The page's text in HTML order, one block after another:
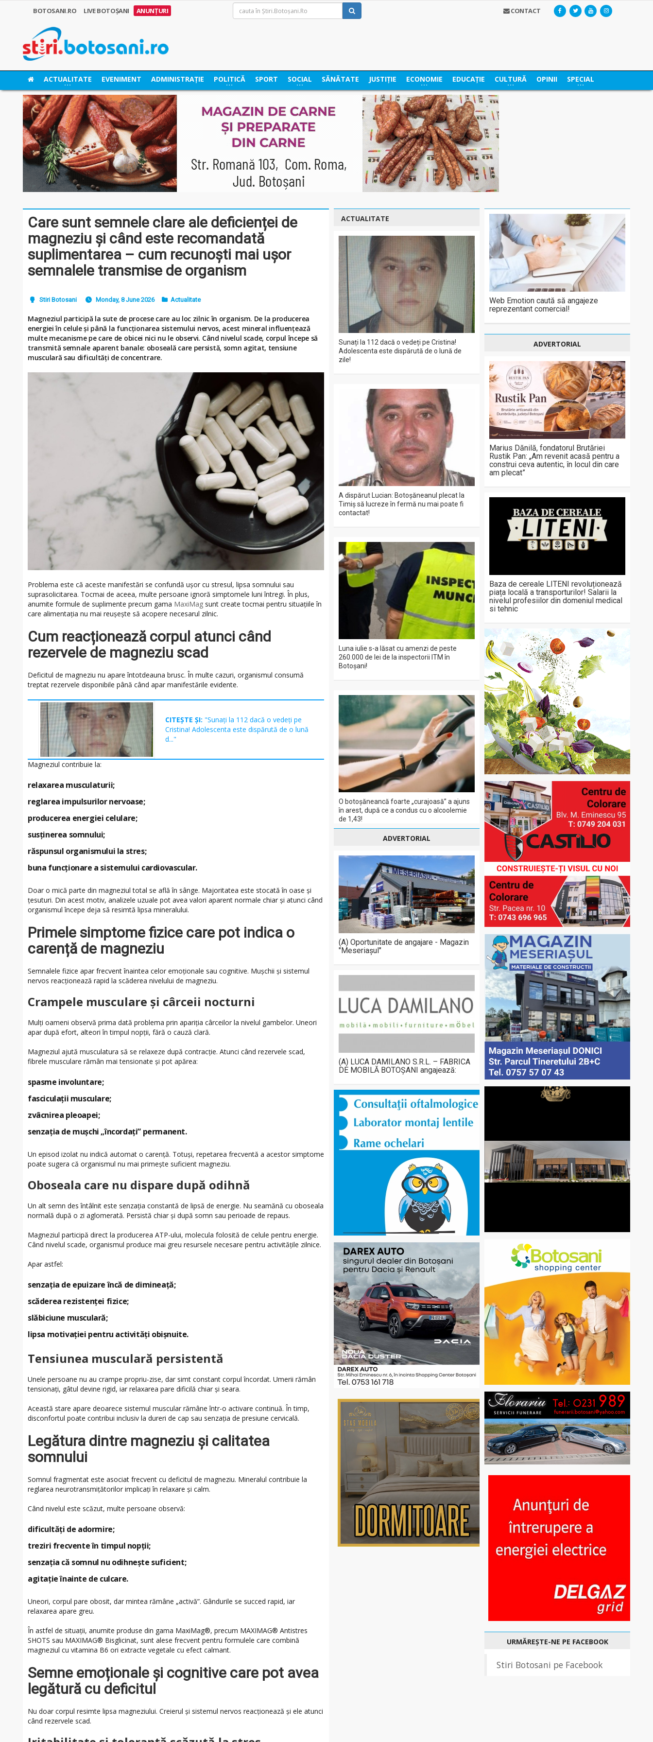
BOTOSANI.RO LIVE BOTOȘANI ANUNȚURI CONTACT
ACTUALITATE EVENIMENT ADMINISTRAȚIE POLITICĂ SPORT SOCIAL SĂNĂTATE JUSTIȚIE ECONOMIE EDUCAȚIE CULTURĂ OPINII SPECIAL
Care sunt semnele clare ale deficienței de
magneziu și când este recomandată
suplimentarea – cum recunoști mai ușor
semnalele transmise de organism
Stiri Botosani Monday, 8 June 2026 Actualitate
Magneziul participă la sute de procese care au loc zilnic în organism. De la producerea
energiei în celule și până la funcționarea sistemului nervos, acest mineral influențează
multe mecanisme pe care de obicei nici nu le observi. Când nivelul scade, corpul începe să
transmită semnale aparent banale: oboseală care persistă, somn agitat, tensiune
musculară sau dificultăți de concentrare.
Problema este că aceste manifestări se confundă ușor cu stresul, lipsa somnului sau
suprasolicitarea. Tocmai de aceea, multe persoane ignoră simptomele luni întregi. În plus,
anumite formule de suplimente precum gama MaxiMag sunt create tocmai pentru situațiile în
care alimentația nu mai reușește să acopere necesarul zilnic.
Cum reacționează corpul atunci când
rezervele de magneziu scad
Deficitul de magneziu nu apare întotdeauna brusc. În multe cazuri, organismul consumă
treptat rezervele disponibile până când apar manifestările evidente.
CITEȘTE ȘI: "Sunați la 112 dacă o vedeți pe
Cristina! Adolescenta este dispărută de o lună
d..."
Magneziul contribuie la:
relaxarea musculaturii;
reglarea impulsurilor nervoase;
producerea energiei celulare;
susținerea somnului;
răspunsul organismului la stres;
buna funcționare a sistemului cardiovascular.
Doar o mică parte din magneziul total se află în sânge. Majoritatea este stocată în oase și
țesuturi. Din acest motiv, analizele uzuale pot avea valori aparent normale chiar și atunci când
organismul începe deja să resimtă lipsa mineralului.
Primele simptome fizice care pot indica o
carență de magneziu
Semnalele fizice apar frecvent înaintea celor emoționale sau cognitive. Mușchii și sistemul
nervos reacționează rapid la scăderea nivelului de magneziu.
Crampele musculare și cârceii nocturni
Mulți oameni observă prima dată problema prin apariția cârceilor la nivelul gambelor. Uneori
apar după efort, alteori în timpul nopții, fără o cauză clară.
Magneziul ajută musculatura să se relaxeze după contracție. Atunci când rezervele scad,
fibrele musculare rămân mai tensionate și pot apărea:
spasme involuntare;
fasciculații musculare;
zvâcnirea pleoapei;
senzația de mușchi „încordați” permanent.
Un episod izolat nu indică automat o carență. Totuși, repetarea frecventă a acestor simptome
poate sugera că organismul nu mai primește suficient magneziu.
Oboseala care nu dispare după odihnă
Un alt semn des întâlnit este senzația constantă de lipsă de energie. Nu seamănă cu oboseala
normală după o zi aglomerată. Persistă chiar și după somn sau perioade de repaus.
Magneziul participă direct la producerea ATP-ului, molecula folosită de celule pentru energie.
Când nivelul scade, organismul produce mai greu resursele necesare pentru activitățile zilnice.
Apar astfel:
senzația de epuizare încă de dimineață;
scăderea rezistenței fizice;
slăbiciune musculară;
lipsa motivației pentru activități obișnuite.
Tensiunea musculară persistentă
Unele persoane nu au crampe propriu-zise, dar simt constant corpul încordat. Umerii rămân
tensionați, gâtul devine rigid, iar relaxarea pare dificilă chiar și seara.
Această stare apare deoarece sistemul muscular rămâne într-o activare continuă. În timp,
disconfortul poate contribui inclusiv la dureri de cap sau senzația de presiune cervicală.
Legătura dintre magneziu și calitatea
somnului
Somnul fragmentat este asociat frecvent cu deficitul de magneziu. Mineralul contribuie la
reglarea neurotransmițătorilor implicați în relaxare și calm.
Când nivelul este scăzut, multe persoane observă:
dificultăți de adormire;
treziri frecvente în timpul nopții;
senzația că somnul nu odihnește suficient;
agitație înainte de culcare.
Uneori, corpul pare obosit, dar mintea rămâne „activă”. Gândurile se succed rapid, iar
relaxarea apare greu.
În astfel de situații, anumite produse din gama MaxiMag®, precum MAXIMAG® Antistres
SHOTS sau MAXIMAG® Bisglicinat, sunt alese frecvent pentru formulele care combină
magneziul cu vitamina B6 ori extracte vegetale cu efect calmant.
Semne emoționale și cognitive care pot avea
legătură cu deficitul
Nu doar corpul resimte lipsa magneziului. Creierul și sistemul nervos reacționează și ele atunci
când rezervele scad.
ACTUALITATE
Sunați la 112 dacă o vedeți pe Cristina!
Adolescenta este dispărută de o lună de
zile!
A dispărut Lucian: Botoșăneanul plecat la
Timiș să lucreze în fermă nu mai poate fi
contactat!
Luna iulie s-a lăsat cu amenzi de peste
260.000 de lei de la inspectorii ITM în
Botoșani!
O botoșăneancă foarte „curajoasă” a ajuns
în arest, după ce a condus cu o alcoolemie
de 1,43!
ADVERTORIAL
(A) Oportunitate de angajare - Magazin
"Meseriașul"
(A) LUCA DAMILANO S.R.L. – FABRICA
DE MOBILĂ BOTOȘANI angajează:
Web Emotion caută să angajeze
reprezentant comercial!
ADVERTORIAL
Marius Dănilă, fondatorul Brutăriei
Rustik Pan: „Am revenit acasă pentru a
construi ceva autentic, în locul din care
am plecat”
Baza de cereale LITENI revoluționează
piața locală a transporturilor! Salarii la
nivelul profesiilor din domeniul medical
si tehnic
URMĂREȘTE-NE PE FACEBOOK
Stiri Botosani pe Facebook